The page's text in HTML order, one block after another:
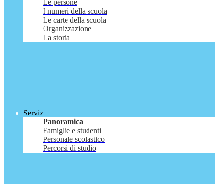
Le persone
I numeri della scuola
Le carte della scuola
Organizzazione
La storia
Servizi
Panoramica
Famiglie e studenti
Personale scolastico
Percorsi di studio